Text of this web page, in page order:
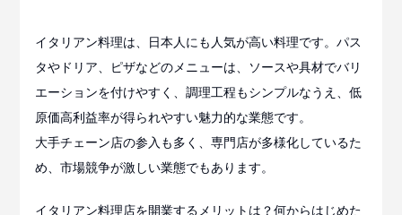
イタリアン料理は、日本人にも人気が高い料理です。パス
タやドリア、ピザなどのメニューは、ソースや具材でバリ
エーションを付けやすく、調理工程もシンプルなうえ、低
原価高利益率が得られやすい魅力的な業態です。
大手チェーン店の参入も多く、専門店が多様化しているた
め、市場競争が激しい業態でもあります。
イタリアン料理店を開業するメリットは？何からはじめた